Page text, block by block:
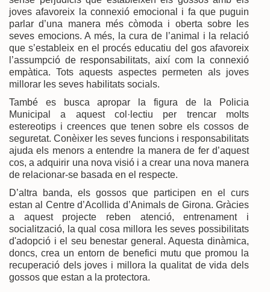
joves afavoreix la connexió emocional i fa que puguin
parlar d’una manera més còmoda i oberta sobre les
seves emocions. A més, la cura de l’animal i la relació
que s’estableix en el procés educatiu del gos afavoreix
l’assumpció de responsabilitats, així com la connexió
empàtica. Tots aquests aspectes permeten als joves
millorar les seves habilitats socials.
També es busca apropar la figura de la Policia
Municipal a aquest col·lectiu per trencar molts
estereotips i creences que tenen sobre els cossos de
seguretat. Conèixer les seves funcions i responsabilitats
ajuda els menors a entendre la manera de fer d’aquest
cos, a adquirir una nova visió i a crear una nova manera
de relacionar-se basada en el respecte.
D’altra banda, els gossos que participen en el curs
estan al Centre d’Acollida d’Animals de Girona. Gràcies
a aquest projecte reben atenció, entrenament i
socialització, la qual cosa millora les seves possibilitats
d'adopció i el seu benestar general. Aquesta dinàmica,
doncs, crea un entorn de benefici mutu que promou la
recuperació dels joves i millora la qualitat de vida dels
gossos que estan a la protectora.